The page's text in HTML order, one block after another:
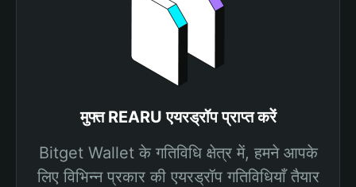
मुफ्त REARU एयरड्रॉप प्राप्त करें
Bitget Wallet के गतिविधि क्षेत्र में, हमने आपके
लिए विभिन्न प्रकार की एयरड्रॉप गतिविधियाँ तैयार